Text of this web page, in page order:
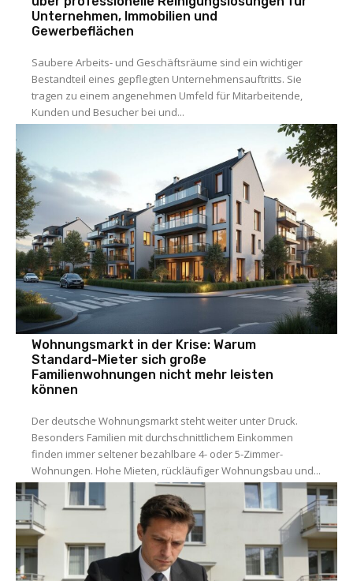
Unternehmen, Immobilien und
Gewerbeflächen
Saubere Arbeits- und Geschäftsräume sind ein wichtiger
Bestandteil eines gepflegten Unternehmensauftritts. Sie
tragen zu einem angenehmen Umfeld für Mitarbeitende,
Kunden und Besucher bei und...
Wohnungsmarkt in der Krise: Warum
Standard-Mieter sich große
Familienwohnungen nicht mehr leisten
können
Der deutsche Wohnungsmarkt steht weiter unter Druck.
Besonders Familien mit durchschnittlichem Einkommen
finden immer seltener bezahlbare 4- oder 5-Zimmer-
Wohnungen. Hohe Mieten, rückläufiger Wohnungsbau und...